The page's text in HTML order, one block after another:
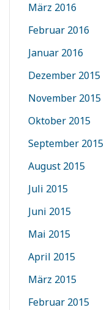
März 2016
Februar 2016
Januar 2016
Dezember 2015
November 2015
Oktober 2015
September 2015
August 2015
Juli 2015
Juni 2015
Mai 2015
April 2015
März 2015
Februar 2015